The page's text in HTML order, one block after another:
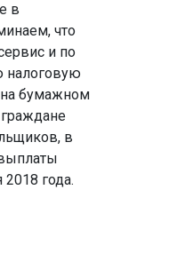
в
что
и по
налоговую
на бумажном
в
года.